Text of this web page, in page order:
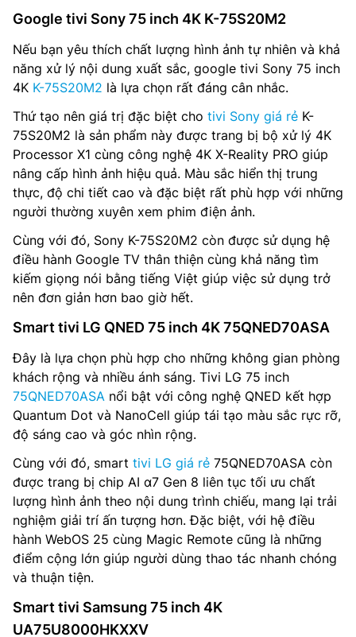
Google tivi Sony 75 inch 4K K-75S20M2
Nếu bạn yêu thích chất lượng hình ảnh tự nhiên và khả
năng xử lý nội dung xuất sắc, google tivi Sony 75 inch
4K K-75S20M2 là lựa chọn rất đáng cân nhắc.
Thứ tạo nên giá trị đặc biệt cho tivi Sony giá rẻ K-
75S20M2 là sản phẩm này được trang bị bộ xử lý 4K
Processor X1 cùng công nghệ 4K X-Reality PRO giúp
nâng cấp hình ảnh hiệu quả. Màu sắc hiển thị trung
thực, độ chi tiết cao và đặc biệt rất phù hợp với những
người thường xuyên xem phim điện ảnh.
Cùng với đó, Sony K-75S20M2 còn được sử dụng hệ
điều hành Google TV thân thiện cùng khả năng tìm
kiếm giọng nói bằng tiếng Việt giúp việc sử dụng trở
nên đơn giản hơn bao giờ hết.
Smart tivi LG QNED 75 inch 4K 75QNED70ASA
Đây là lựa chọn phù hợp cho những không gian phòng
khách rộng và nhiều ánh sáng. Tivi LG 75 inch
75QNED70ASA nổi bật với công nghệ QNED kết hợp
Quantum Dot và NanoCell giúp tái tạo màu sắc rực rỡ,
độ sáng cao và góc nhìn rộng.
Cùng với đó, smart tivi LG giá rẻ 75QNED70ASA còn
được trang bị chip AI α7 Gen 8 liên tục tối ưu chất
lượng hình ảnh theo nội dung trình chiếu, mang lại trải
nghiệm giải trí ấn tượng hơn. Đặc biệt, với hệ điều
hành WebOS 25 cùng Magic Remote cũng là những
điểm cộng lớn giúp người dùng thao tác nhanh chóng
và thuận tiện.
Smart tivi Samsung 75 inch 4K
UA75U8000HKXXV